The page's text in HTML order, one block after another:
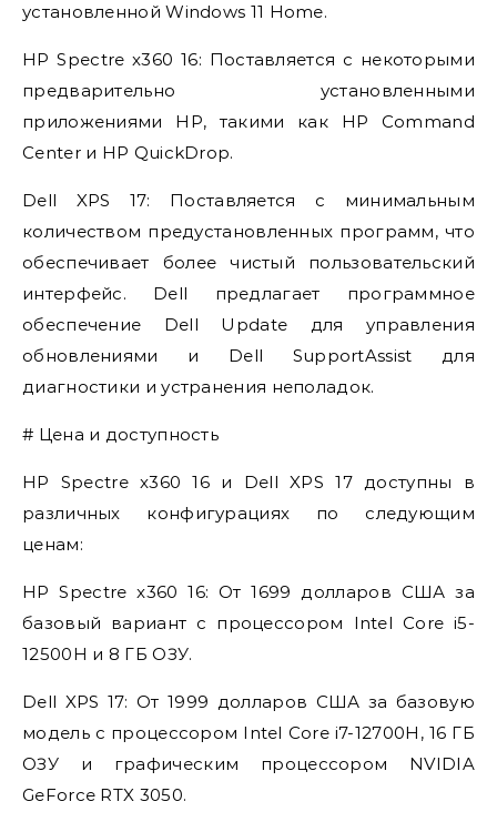
установленной Windows 11 Home.
HP Spectre x360 16: Поставляется с некоторыми
предварительно установленными
приложениями HP, такими как HP Command
Center и HP QuickDrop.
Dell XPS 17: Поставляется с минимальным
количеством предустановленных программ, что
обеспечивает более чистый пользовательский
интерфейс. Dell предлагает программное
обеспечение Dell Update для управления
обновлениями и Dell SupportAssist для
диагностики и устранения неполадок.
# Цена и доступность
HP Spectre x360 16 и Dell XPS 17 доступны в
различных конфигурациях по следующим
ценам:
HP Spectre x360 16: От 1699 долларов США за
базовый вариант с процессором Intel Core i5-
12500H и 8 ГБ ОЗУ.
Dell XPS 17: От 1999 долларов США за базовую
модель с процессором Intel Core i7-12700H, 16 ГБ
ОЗУ и графическим процессором NVIDIA
GeForce RTX 3050.